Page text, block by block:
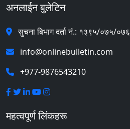
अनलाईन बुलेटिन
सुचना बिभाग दर्ता नं.: १३९५/०७५/०७६
info@onlinebulletin.com
+977-9876543210
महत्वपूर्ण लिंकहरू